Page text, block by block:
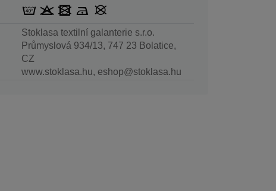
Stoklasa textilní galanterie s.r.o.
Průmyslová 934/13, 747 23 Bolatice,
CZ
www.stoklasa.hu, eshop@stoklasa.hu